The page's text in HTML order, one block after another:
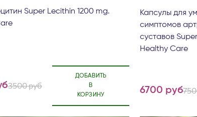
Super Lecithin 1200 mg.
3500 руб
ДОБАВИТЬ
В
КОРЗИНУ
Капсулы для
симптомов
суставов
Healthy Care
6700 руб